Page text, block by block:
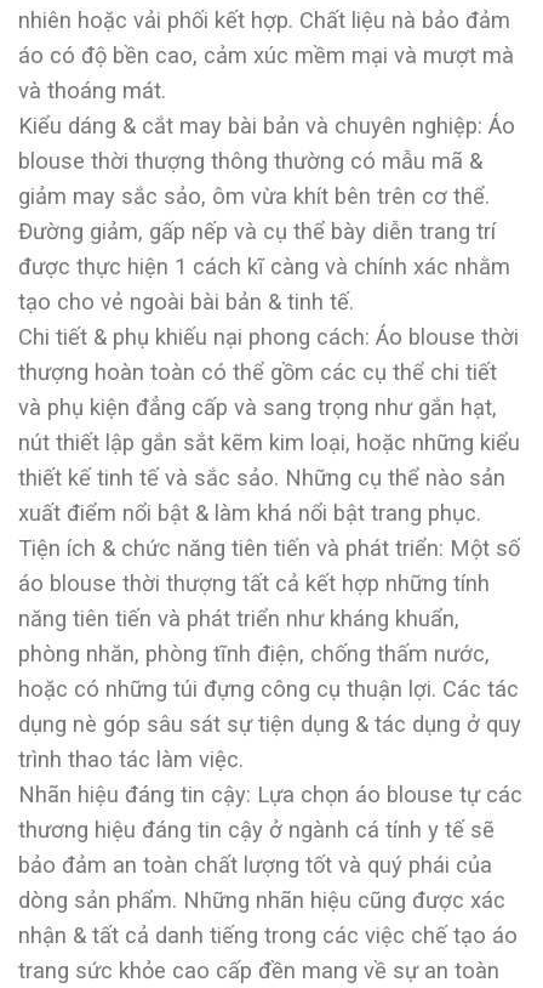
nhiên hoặc vải phối kết hợp. Chất liệu nà bảo đảm
áo có độ bền cao, cảm xúc mềm mại và mượt mà
và thoáng mát.
Kiểu dáng & cắt may bài bản và chuyên nghiệp: Áo
blouse thời thượng thông thường có mẫu mã &
giảm may sắc sảo, ôm vừa khít bên trên cơ thể.
Đường giảm, gấp nếp và cụ thể bày diễn trang trí
được thực hiện 1 cách kĩ càng và chính xác nhằm
tạo cho vẻ ngoài bài bản & tinh tế.
Chi tiết & phụ khiếu nại phong cách: Áo blouse thời
thượng hoàn toàn có thể gồm các cụ thể chi tiết
và phụ kiện đẳng cấp và sang trọng như gắn hạt,
nút thiết lập gắn sắt kẽm kim loại, hoặc những kiểu
thiết kế tinh tế và sắc sảo. Những cụ thể nào sản
xuất điểm nổi bật & làm khá nổi bật trang phục.
Tiện ích & chức năng tiên tiến và phát triển: Một số
áo blouse thời thượng tất cả kết hợp những tính
năng tiên tiến và phát triển như kháng khuẩn,
phòng nhăn, phòng tĩnh điện, chống thấm nước,
hoặc có những túi đựng công cụ thuận lợi. Các tác
dụng nè góp sâu sát sự tiện dụng & tác dụng ở quy
trình thao tác làm việc.
Nhãn hiệu đáng tin cậy: Lựa chọn áo blouse tự các
thương hiệu đáng tin cậy ở ngành cá tính y tế sẽ
bảo đảm an toàn chất lượng tốt và quý phái của
dòng sản phẩm. Những nhãn hiệu cũng được xác
nhận & tất cả danh tiếng trong các việc chế tạo áo
trang sức khỏe cao cấp đền mang về sự an toàn